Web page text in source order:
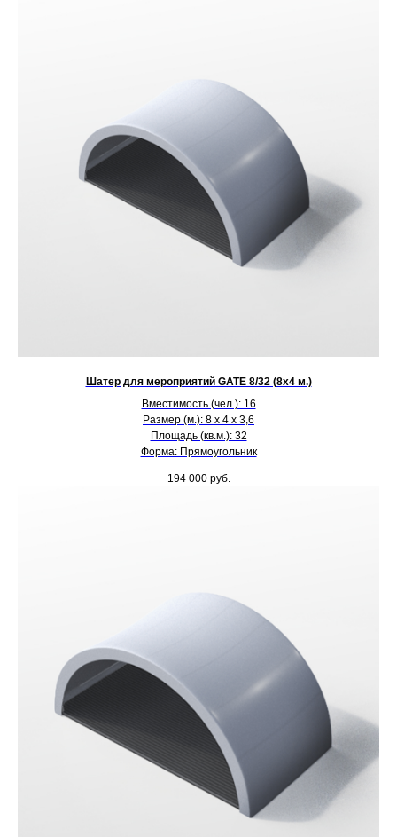
Шатер для мероприятий GATE 8/32 (8х4 м.)
Вместимость (чел.): 16
Размер (м.): 8 х 4 х 3,6
Площадь (кв.м.): 32
Форма: Прямоугольник
194 000 руб.